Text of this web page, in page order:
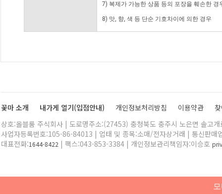
7) 복제가 가능한 상품 등의 포장을 훼손한 경
8) 맛, 향, 색 등 단순 기호차이에 의한 경우
꽃마 소개 내가게 열기(입점안내) 개인정보처리방침 이용약관
상호:올블룸 주식회사 | 도로명주소:(27453) 충청북도 충주시 노은면 솔고
사업자등록번호:105-86-84013 | 업태 및 종목:소매/전자상거래 | 통신판매
대표전화:1644-8422 | 팩스:043-853-3384 | 개인정보관리책임자:이승호